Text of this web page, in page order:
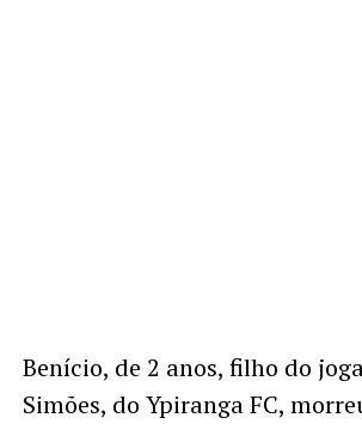
Benício, de 2 anos, filho do
Simões, do Ypiranga FC,